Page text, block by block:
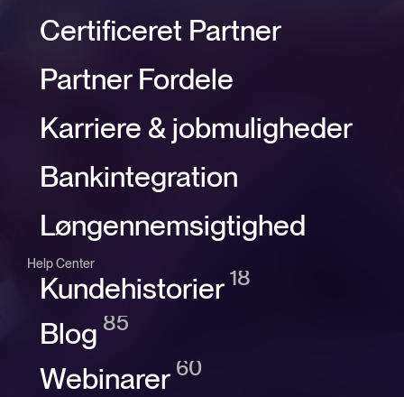
Certificeret Partner
Partner Fordele
Karriere & jobmuligheder
Bankintegration
Løngennemsigtighed
Help Center
Kundehistorier 18
Blog 85
Webinarer 60